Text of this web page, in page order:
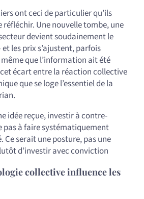
ont ceci de particulier qu’ils
réfléchir. Une nouvelle tombe, une
devient soudainement le
les prix s’ajustent, parfois
que l’information ait été
cet écart entre la réaction collective
que se loge l’essentiel de la
idée reçue, investir à contre-
pas à faire systématiquement
Ce serait une posture, pas une
d’investir avec conviction
collective influence les